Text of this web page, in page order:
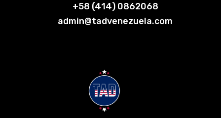
+58 (414) 0862068
admin@tadvenezuela.com